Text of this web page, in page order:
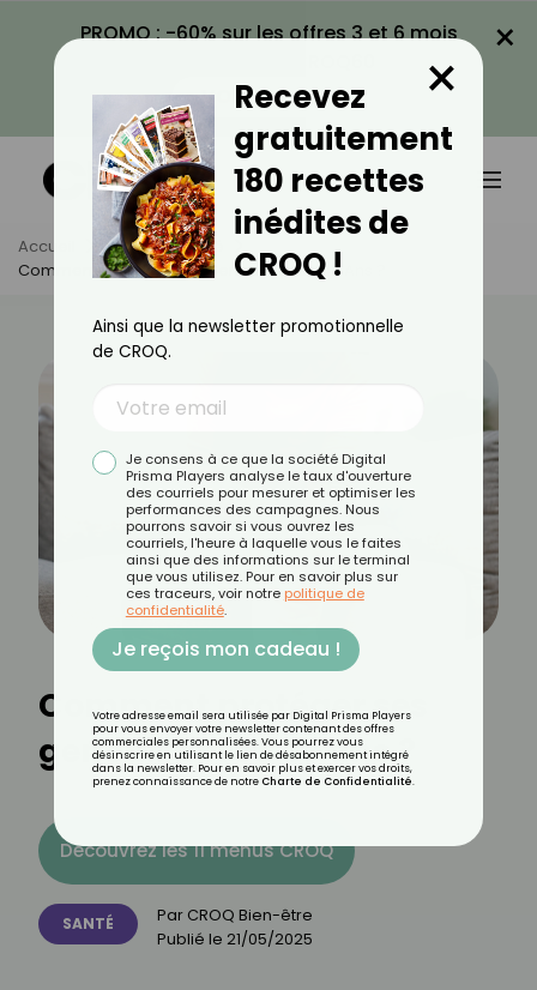
PROMO : -60% sur les offres 3 et 6 mois
VOIR LA PROMO
×
Accueil Actus
Santé
Comment Protéger Ses Genoux Après 40 Ans ?
Comment protéger ses
genoux après 40 ans ?
Découvrez les 11 menus CROQ
SANTÉ Par CROQ Bien-être
Publié le 21/05/2025
Recevez
gratuitement
180 recettes
inédites de
CROQ !
×
Ainsi que la newsletter promotionnelle
de CROQ.
Je consens à ce que la société Digital
Prisma Players analyse le taux d'ouverture
des courriels pour mesurer et optimiser les
performances des campagnes. Nous
pourrons savoir si vous ouvrez les
courriels, l'heure à laquelle vous le faites
ainsi que des informations sur le terminal
que vous utilisez. Pour en savoir plus sur
ces traceurs, voir notre politique de
confidentialité.
Je reçois mon cadeau !
Votre adresse email sera utilisée par Digital Prisma Players
pour vous envoyer votre newsletter contenant des offres
commerciales personnalisées. Vous pourrez vous
désinscrire en utilisant le lien de désabonnement intégré
dans la newsletter. Pour en savoir plus et exercer vos droits,
prenez connaissance de notre Charte de Confidentialité.